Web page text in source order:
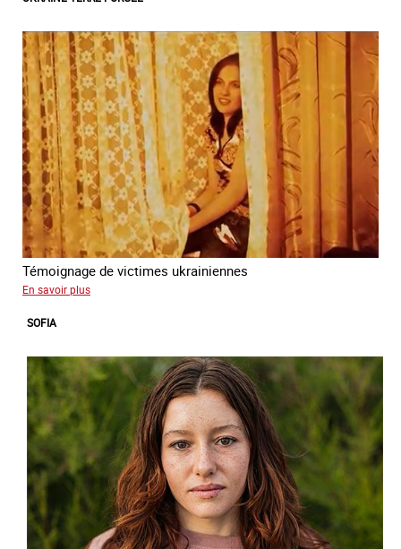
Témoignage de victimes ukrainiennes
En savoir plus
SOFIA